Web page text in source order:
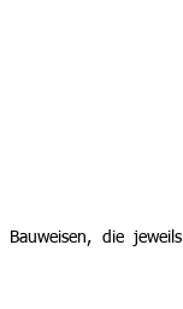
die jeweils